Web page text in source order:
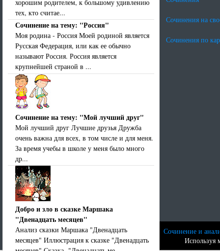
хорошим родителем, к большому удивлению
тех, кто считае...
Сочинение на тему: "Россия"
Моя родина - Россия Моей родиной является
Русская Федерация, или как ее обычно
называют Россия. Россия является
крупнейшей страной в ...
Сочинение на тему: "Мой лучший друг"
Мой лучший друг Лучшие друзья Дружба
очень важна для всех, в том числе и для меня.
За время учебы в школе у меня было много
др...
Добро и зло в сказке Маршака
"Двенадцать месяцев"
Анализ сказки Маршака "Двенадцать
месяцев" Иллюстрация к сказке "Двенадцать
Сочинения на
Сочинения по
Сочинение и
Используя